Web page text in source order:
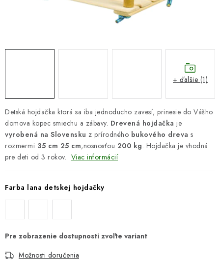
Vrátenie, výmena tovaru
Pravidlá súťaží na Facebooku
Detská hojdačka ktorá sa iba jednoducho zavesí, prinesie do Vášho
domova kopec smiechu a zábavy. Drevená hojdačka je
vyrobená na Slovensku z prírodného bukového dreva s
rozmermi 35 cm 25 cm,nosnosťou 200 kg. Hojdačka je vhodná
pre deti od 3 rokov. Viac informácií
Farba lana detskej hojdačky
Možnosti doručenia
+ ďalšie (1)